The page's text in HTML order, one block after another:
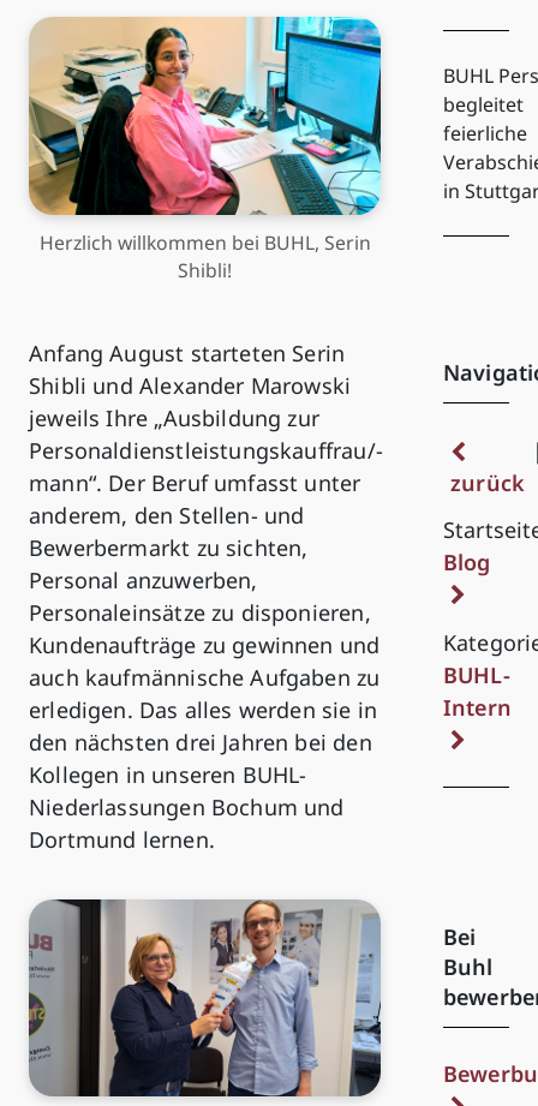
Herzlich willkommen bei BUHL, Serin
Shibli!
Anfang August starteten Serin
Shibli und Alexander Marowski
jeweils Ihre „Ausbildung zur
Personaldienstleistungskauffrau/-
mann“. Der Beruf umfasst unter
anderem, den Stellen- und
Bewerbermarkt zu sichten,
Personal anzuwerben,
Personaleinsätze zu disponieren,
Kundenaufträge zu gewinnen und
auch kaufmännische Aufgaben zu
erledigen. Das alles werden sie in
den nächsten drei Jahren bei den
Kollegen in unseren BUHL-
Niederlassungen Bochum und
Dortmund lernen.
BUHL
begleitet
feierliche
in
zurück
Blog
BUHL-
Intern
Bei
Buhl